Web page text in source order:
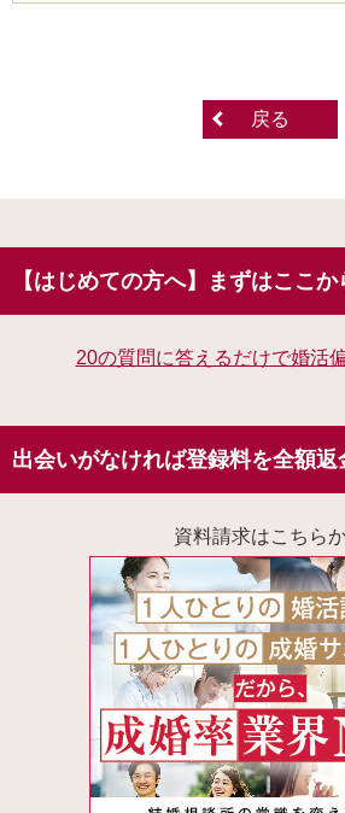
戻る
【はじめての方へ】まずはここか
20の質問に答えるだけで婚活
出会いがなければ登録料を全額返
資料請求はこちら